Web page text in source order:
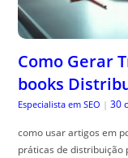
Como Gerar
books
Especialista em SEO | 30
como usar artigos em
práticas de